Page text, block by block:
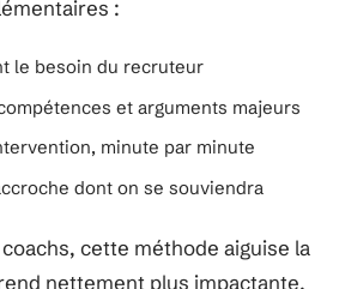
:
le besoin du recruteur
et arguments majeurs
minute par minute
dont on se souviendra
cette méthode aiguise la
nettement plus impactante.